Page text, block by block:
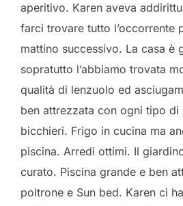
aperitivo. Karen aveva
farci trovare tutto l’occorrente
mattino successivo. La casa è
sopratutto l’abbiamo trovata
qualità di lenzuolo ed
ben attrezzata con ogni tipo
bicchieri. Frigo in cucina ma
piscina. Arredi ottimi. Il
curato. Piscina grande e ben
poltrone e Sun bed. Karen ci